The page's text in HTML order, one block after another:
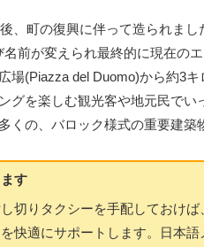
、町の復興に伴って造られま
前が変えられ最終的に現在の
場(Piazza del Duomo)から約3
グを楽しむ観光客や地元民で
の、バロック様式の重要建築
す
切りタクシーを手配しておけ
快適にサポートします。日本